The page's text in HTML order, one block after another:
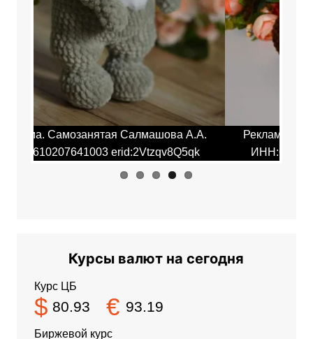
Реклама. Самозанятая Салмашова А.А.
ИНН:610207641003 erid:2Vtzqv8Q5qk
Previ
Next
Курсы валют на сегодня
Курс ЦБ
$ 80.93 € 93.19
Биржевой курс